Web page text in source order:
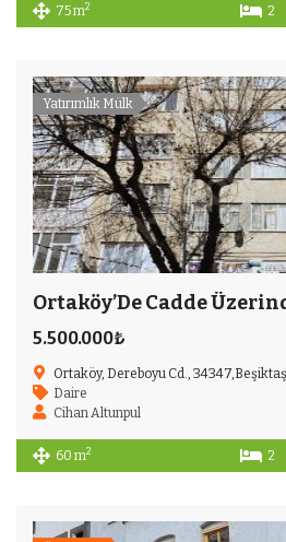
75 m2 2
Yatırımlık Mülk
5.500.000₺
Ortaköy, Dereboyu Cd.,
Daire
Cihan Altunpul
60 m2 2